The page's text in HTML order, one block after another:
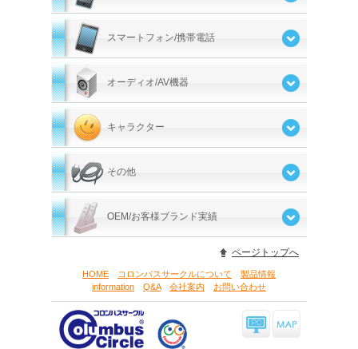
スマートフォン/携帯電話
オーディオ/AV機器
キャラクター
その他
OEM/お客様ブランド実績
ページトップへ
HOME コロンバスサークルについて
製品情報
information
Q&A 会社案内 お問い合わせ